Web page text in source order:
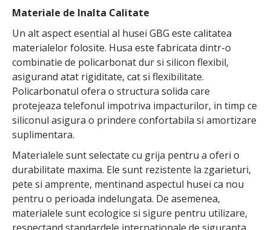
Materiale de Inalta Calitate
Un alt aspect esential al husei GBG este calitatea
materialelor folosite. Husa este fabricata dintr-o
combinatie de policarbonat dur si silicon flexibil,
asigurand atat rigiditate, cat si flexibilitate.
Policarbonatul ofera o structura solida care
protejeaza telefonul impotriva impacturilor, in timp ce
siliconul asigura o prindere confortabila si amortizare
suplimentara.
Materialele sunt selectate cu grija pentru a oferi o
durabilitate maxima. Ele sunt rezistente la zgarieturi,
pete si amprente, mentinand aspectul husei ca nou
pentru o perioada indelungata. De asemenea,
materialele sunt ecologice si sigure pentru utilizare,